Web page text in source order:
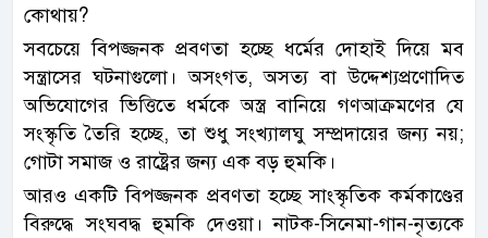
কোথায়?
সবচেয়ে বিপজ্জনক প্রবণতা হচ্ছে ধর্মের দোহাই দিয়ে মব
সন্ত্রাসের ঘটনাগুলো। অসংগত, অসত্য বা উদ্দেশ্যপ্রণোদিত
অভিযোগের ভিত্তিতে ধর্মকে অস্ত্র বানিয়ে গণআক্রমণের যে
সংস্কৃতি তৈরি হচ্ছে, তা শুধু সংখ্যালঘু সম্প্রদায়ের জন্য নয়;
গোটা সমাজ ও রাষ্ট্রের জন্য এক বড় হুমকি।
আরও একটি বিপজ্জনক প্রবণতা হচ্ছে সাংস্কৃতিক কর্মকাণ্ডের
বিরুদ্ধে সংঘবদ্ধ হুমকি দেওয়া। নাটক-সিনেমা-গান-নৃত্যকে